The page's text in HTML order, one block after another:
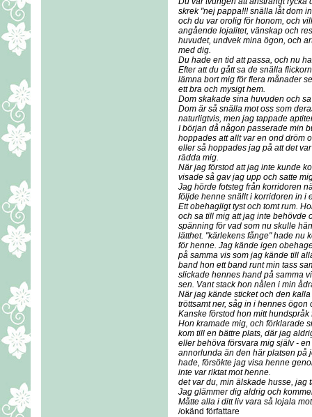
skrek "nej pappa!!! snälla låt dom
och du var orolig för honom, och
angående lojalitet, vänskap och
huvudet, undvek mina ögon, och
med dig.
Du hade en tid att passa, och nu
Efter att du gått sa de snälla
lämna bort mig för flera månader
ett bra och mysigt hem.
Dom skakade sina huvuden och
Dom är så snälla mot oss som
naturligtvis, men jag tappade
I början då någon passerade min
hoppades att allt var en ond dröm
eller så hoppades jag på att det
rädda mig.
När jag förstod att jag inte kunde
visade så gav jag upp och satte
Jag hörde fotsteg från korridoren
följde henne snällt i korridoren in i
Ett obehagligt tyst och tomt rum.
och sa till mig att jag inte behövde
spänning för vad som nu skulle
lätthet. "kärlekens fånge" hade nu
för henne. Jag kände igen
på samma vis som jag kände till
band hon ett band runt min tass
slickade hennes hand på samma
sen. Vant stack hon nålen i min
När jag kände sticket och den
tröttsamt ner, såg in i hennes
Kanske förstod hon mitt
Hon kramade mig, och förklarade
kom till en bättre plats, där jag
eller behöva försvara mig själv -
annorlunda än den här platsen på
hade, försökte jag visa henne
inte var riktat mot henne.
det var du, min älskade husse, jag
Jag glämmer dig aldrig och
Måtte alla i ditt liv vara så lojala
/okänd författare